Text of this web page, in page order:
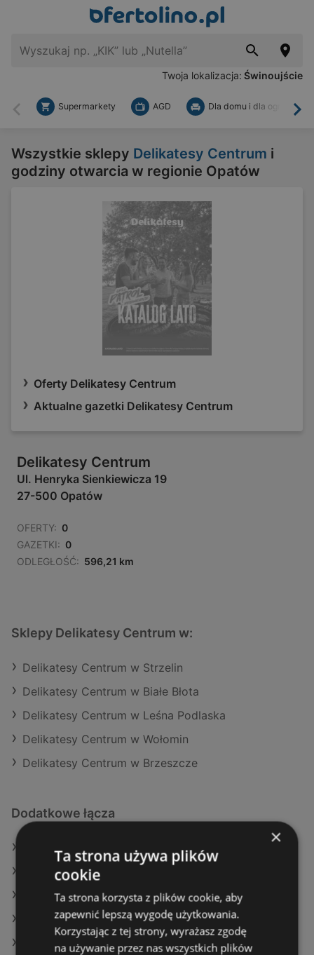
Twoja lokalizacja: Świnoujście
Wstecz
Supermarkety AGD Dla domu i dla ogrodu
Wszystkie sklepy Delikatesy Centrum i
godziny otwarcia w regionie Opatów
Oferty Delikatesy Centrum
Aktualne gazetki Delikatesy Centrum
Delikatesy Centrum
Ul. Henryka Sienkiewicza 19
27-500 Opatów
OFERTY: 0
GAZETKI: 0
ODLEGŁOŚĆ: 596,21 km
Sklepy Delikatesy Centrum w:
Delikatesy Centrum w Strzelin
Delikatesy Centrum w Białe Błota
Delikatesy Centrum w Leśna Podlaska
Delikatesy Centrum w Wołomin
Delikatesy Centrum w Brzeszcze
Dodatkowe łącza
Oferty Delikatesy Centrum
Oferty Kaufland
Oferty Makro
Aktualne gazetki Kaufland
Aktualne gazetki Biedronka
×
Ta strona używa plików
cookie
Ta strona korzysta z plików cookie, aby
zapewnić lepszą wygodę użytkowania.
Korzystając z tej strony, wyrażasz zgodę
na używanie przez nas wszystkich plików